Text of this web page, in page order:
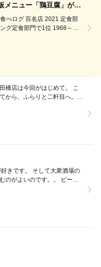
メニュー「鶏豆腐」が最
店は今回がはじめて。 こ
から、ふらりと二軒目へ。
よいのです。。 ビール